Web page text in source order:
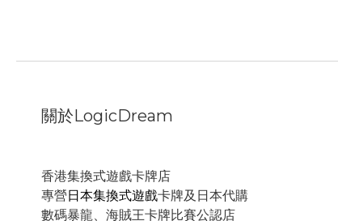
關於LogicDream
香港集換式遊戲卡牌店
專營日本集換式遊戲卡牌及日本代購
數碼暴龍、海賊王卡牌比賽公認店